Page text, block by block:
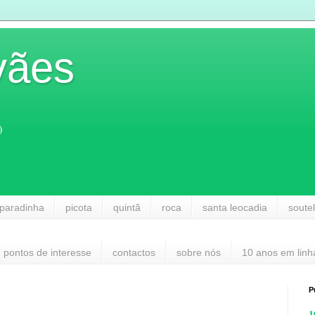
picota quintã roca santa leocadia
pontos de interesse contactos sobre nós 10 anos em